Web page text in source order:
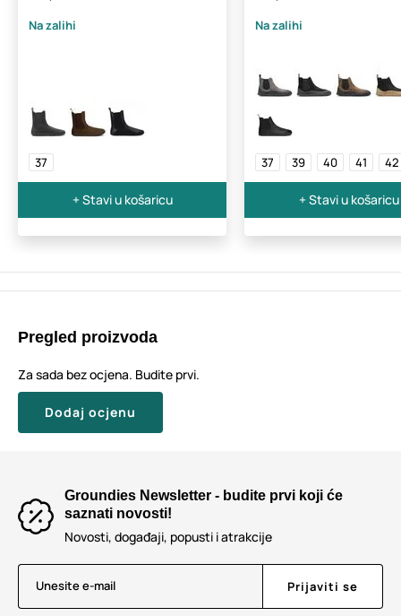
Na zalihi
37
+ Stavi u košaricu
Na zalihi
37 39 40 41 42
+ Stavi u košaricu
Pregled proizvoda
Za sada bez ocjena. Budite prvi.
Dodaj ocjenu
Groundies Newsletter - budite prvi koji će
saznati novosti!
Novosti, događaji, popusti i atrakcije
Unesite e-mail Prijaviti se